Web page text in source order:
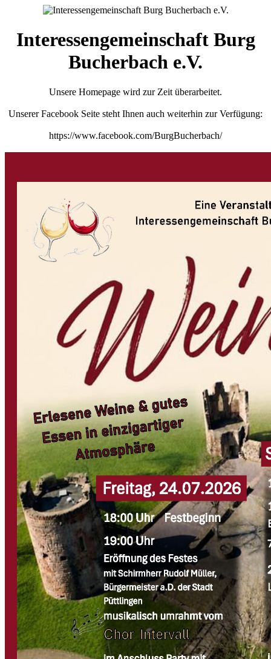
Interessengemeinschaft Burg
Bucherbach e.V.
Unsere Homepage wird zur Zeit überarbeitet.
Unserer Facebook Seite steht Ihnen auch weiterhin zur Verfügung:
https://www.facebook.com/BurgBucherbach/